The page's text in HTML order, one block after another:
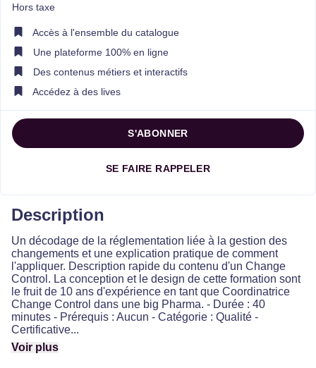
Hors taxe
Accès à l'ensemble du catalogue
Une plateforme 100% en ligne
Des contenus métiers et interactifs
Accédez à des lives
S'ABONNER
SE FAIRE RAPPELER
Description
Un décodage de la réglementation liée à la gestion des
changements et une explication pratique de comment
l'appliquer. Description rapide du contenu d'un Change
Control. La conception et le design de cette formation sont
le fruit de 10 ans d'expérience en tant que Coordinatrice
Change Control dans une big Pharma. - Durée : 40
minutes - Prérequis : Aucun - Catégorie : Qualité -
Certificative...
Voir plus